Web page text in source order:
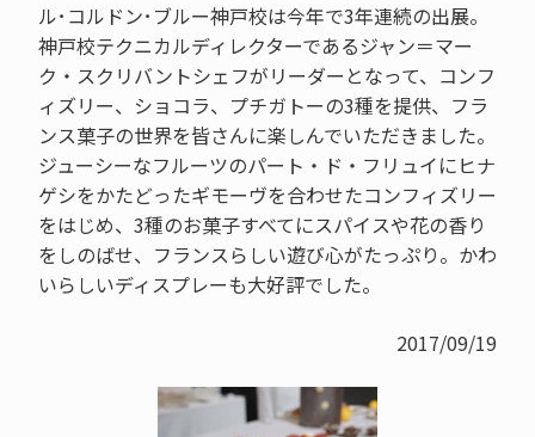
ル･コルドン･ブルー神戸校は今年で3年連続の出展。
神戸校テクニカルディレクターであるジャン＝マー
ク・スクリバントシェフがリーダーとなって、コンフ
ィズリー、ショコラ、プチガトーの3種を提供、フラ
ンス菓子の世界を皆さんに楽しんでいただきました。
ジューシーなフルーツのパート・ド・フリュイにヒナ
ゲシをかたどったギモーヴを合わせたコンフィズリー
をはじめ、3種のお菓子すべてにスパイスや花の香り
をしのばせ、フランスらしい遊び心がたっぷり。かわ
いらしいディスプレーも大好評でした。
2017/09/19